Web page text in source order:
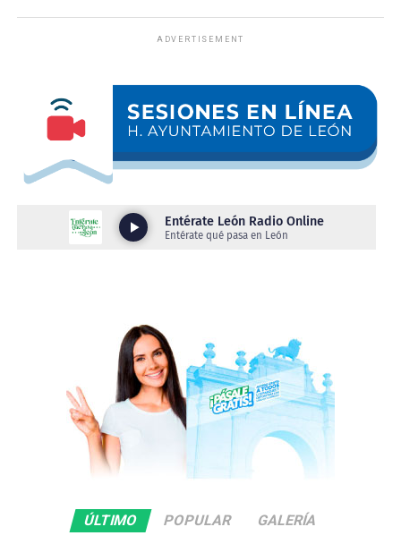
•⁠ ⁠2 personas presentadas por conducir bajo los influjos
del alcohol
Como parte del protocolo de actuación, a los
médica correspondiente para determinar su estado
condiciones que representan un riesgo para quienes
conducen y para las personas que transitan por la vía
Estos operativos tienen como principal objetivo
prevenir hechos de tránsito con consecuencias fatales,
inhibir conductas de riesgo y garantizar que las
vialidades sean espacios seguros para todas y todos.
En lo que va del 2026 se ha infraccionado a 442
vehículos por participar en arrancones.
ADVERTISEMENT
ÚLTIMO POPULAR GALERÍA